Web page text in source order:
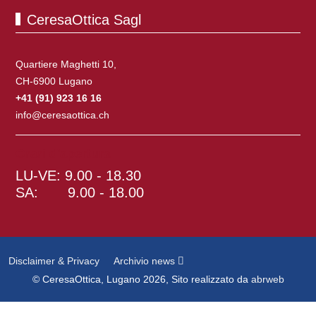
CeresaOttica Sagl
Quartiere Maghetti 10,
CH-6900 Lugano
+41 (91) 923 16 16
info@ceresaottica.ch
LU-VE: 9.00 - 18.30
SA: 9.00 - 18.00
Disclaimer & Privacy
Archivio news
© CeresaOttica, Lugano 2026, Sito realizzato da abrweb